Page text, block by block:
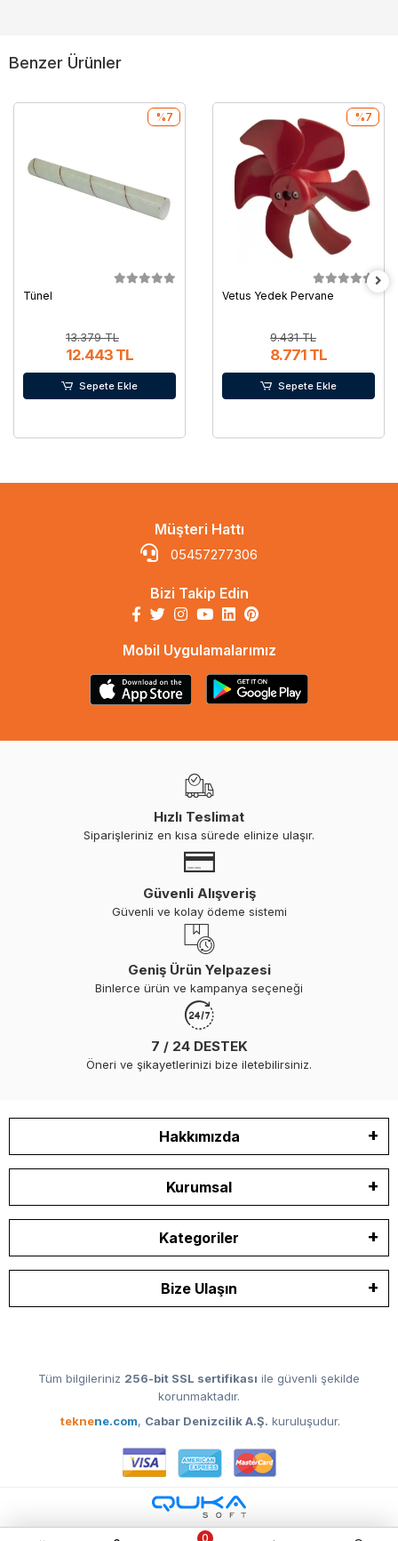
Benzer Ürünler
Tünel
13.379 TL
12.443 TL
%7
Sepete Ekle
Vetus Yedek Pervane
9.431 TL
8.771 TL
%7
Sepete Ekle
Müşteri Hattı
05457277306
Bizi Takip Edin
Mobil Uygulamalarımız
Hızlı Teslimat
Siparişleriniz en kısa sürede elinize ulaşır.
Güvenli Alışveriş
Güvenli ve kolay ödeme sistemi
Geniş Ürün Yelpazesi
Binlerce ürün ve kampanya seçeneği
7 / 24 DESTEK
Öneri ve şikayetlerinizi bize iletebilirsiniz.
Hakkımızda
Kurumsal
Kategoriler
Bize Ulaşın
Tüm bilgileriniz 256-bit SSL sertifikası ile güvenli şekilde
korunmaktadır.
teknene.com, Cabar Denizcilik A.Ş. kuruluşudur.
0